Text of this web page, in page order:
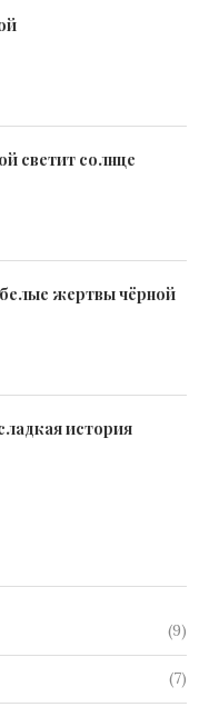
светит солнце
жертвы чёрной
история
(9)
(7)